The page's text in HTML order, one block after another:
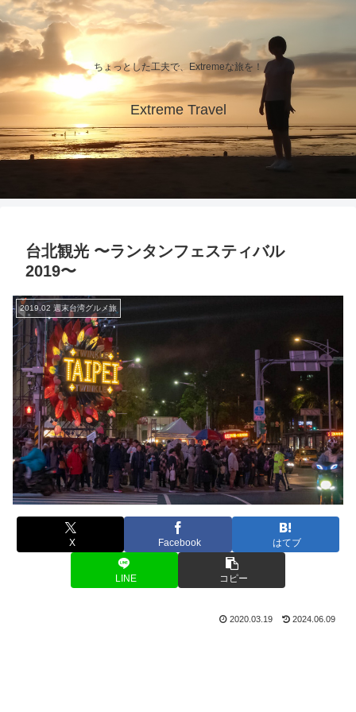
ちょっとした工夫で、Extremeな旅を！
Extreme Travel
台北観光 〜ランタンフェスティバル
2019〜
2019.02 週末台湾グルメ旅
X Facebook はてブ
LINE コピー
2020.03.19 2024.06.09